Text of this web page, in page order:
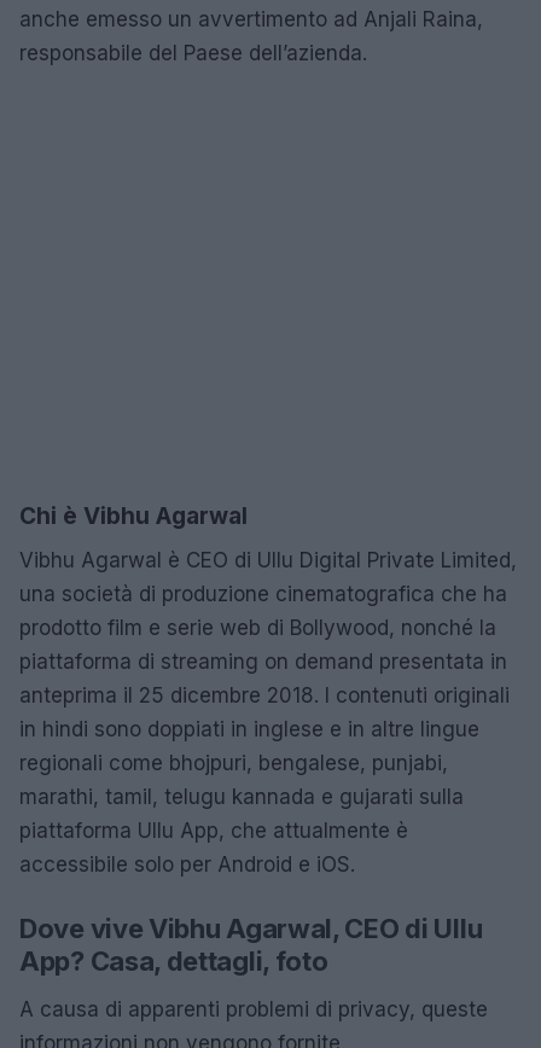
anche emesso un avvertimento ad Anjali Raina,
responsabile del Paese dell’azienda.
Chi è Vibhu Agarwal
Vibhu Agarwal è CEO di Ullu Digital Private Limited,
una società di produzione cinematografica che ha
prodotto film e serie web di Bollywood, nonché la
piattaforma di streaming on demand presentata in
anteprima il 25 dicembre 2018. I contenuti originali
in hindi sono doppiati in inglese e in altre lingue
regionali come bhojpuri, bengalese, punjabi,
marathi, tamil, telugu kannada e gujarati sulla
piattaforma Ullu App, che attualmente è
accessibile solo per Android e iOS.
Dove vive Vibhu Agarwal, CEO di Ullu
App? Casa, dettagli, foto
A causa di apparenti problemi di privacy, queste